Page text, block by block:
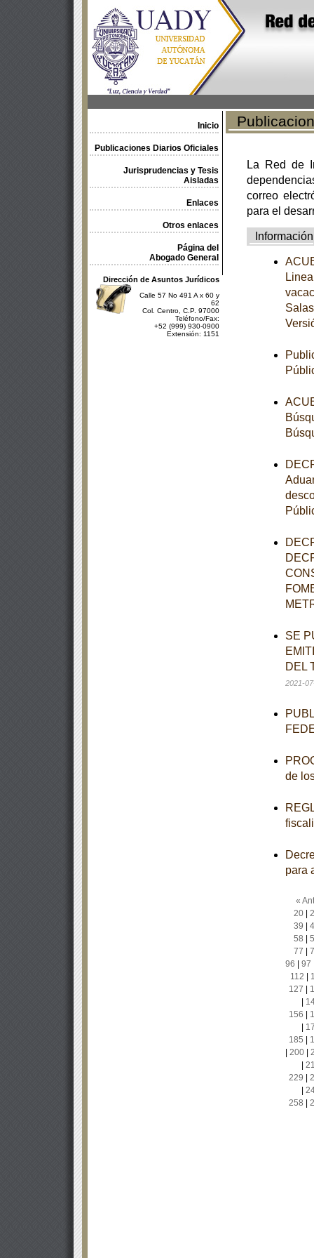
Inicio
Publicaciones Diarios Oficiales
Jurisprudencias y Tesis
Aisladas
Enlaces
Otros enlaces
Página del
Abogado General
Dirección de Asuntos Jurídicos
Calle 57 No 491 A x 60 y
62
Col. Centro, C.P. 97000
Teléfono/Fax:
+52 (999) 930-0900
Extensión: 1151
La Red de
correo
para el
Información
SE
DEL
2021-
de
para
«
20|
39
58
77
96
97
112
127
156
185
200|
229
258